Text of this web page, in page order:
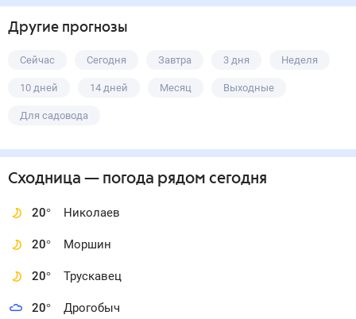
Другие прогнозы
Сейчас Сегодня Завтра 3 дня Неделя
10 дней 14 дней Месяц Выходные
Для садовода
Сходница — погода рядом сегодня
20° Николаев
20° Моршин
20° Трускавец
20° Дрогобыч